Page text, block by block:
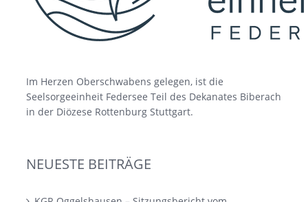
Im Herzen Oberschwabens gelegen, ist die
Seelsorgeeinheit Federsee Teil des Dekanates Biberach
in der Diözese Rottenburg Stuttgart.
NEUESTE BEITRÄGE